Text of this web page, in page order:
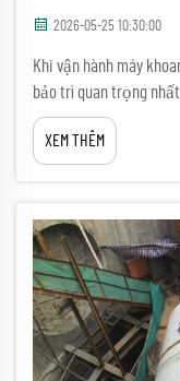
2026-05-25 10:30:00
Khi vận hành máy
bảo trì quan trọng
soát việc bôi trơn đầu
định. Khác với các
để bôi trơn khá thuận
XEM THÊM